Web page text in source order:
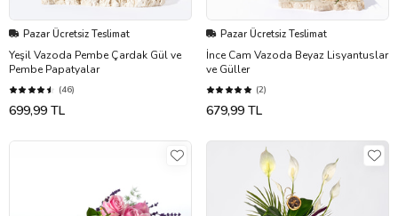
Pazar Ücretsiz Teslimat
Yeşil Vazoda Pembe Çardak Gül ve
Pembe Papatyalar
(46)
699,99 TL
Pazar Ücretsiz Teslimat
İnce Cam Vazoda Beyaz Lisyantuslar
ve Güller
(2)
679,99 TL